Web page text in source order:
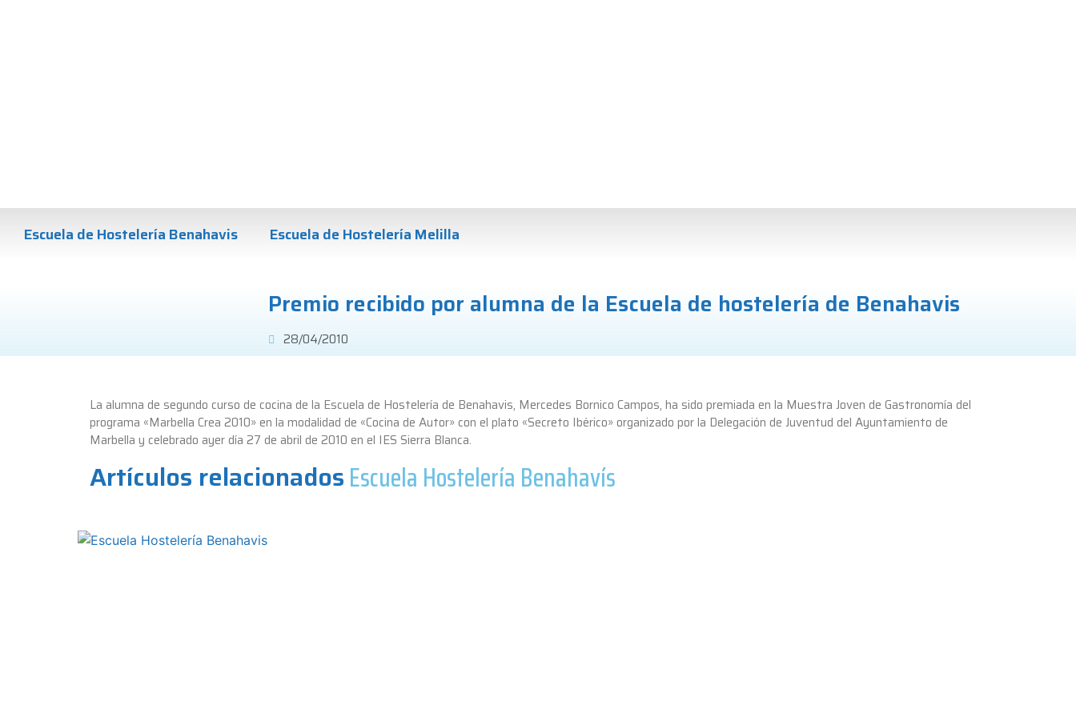
Escuela de Hostelería Benahavis Escuela de Hostelería Melilla
Premio recibido por alumna de la Escuela de hostelería de Benahavis
28/04/2010
La alumna de segundo curso de cocina de la Escuela de Hostelería de Benahavis, Mercedes Bornico Campos, ha sido premiada en la Muestra Joven de Gastronomía del
programa «Marbella Crea 2010» en la modalidad de «Cocina de Autor» con el plato «Secreto Ibérico» organizado por la Delegación de Juventud del Ayuntamiento de
Marbella y celebrado ayer día 27 de abril de 2010 en el IES Sierra Blanca.
Artículos relacionadosEscuela Hostelería Benahavís